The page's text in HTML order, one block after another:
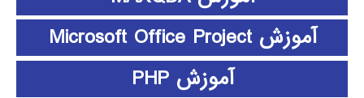
آموزش Microsoft Office Project
آموزش PHP